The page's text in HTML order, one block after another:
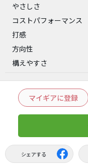
やさしさ
コストパフォーマンス
打感
方向性
構えやすさ
マイギアに登録
シェアする